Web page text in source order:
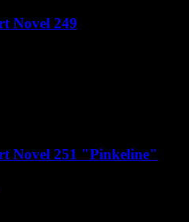
Novel 249
Novel 251 "Pinkeline"